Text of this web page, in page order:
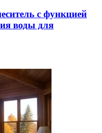
с функцией
воды для